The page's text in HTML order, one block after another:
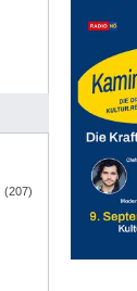
(207)